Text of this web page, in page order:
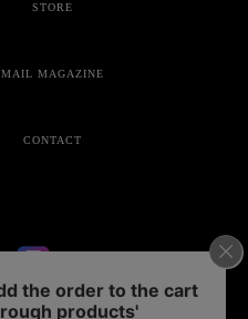
STORE
MAIL MAGAZINE
CONTACT